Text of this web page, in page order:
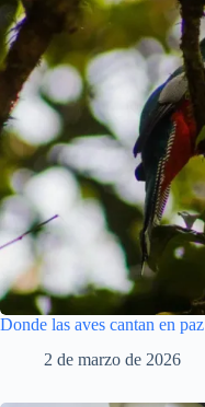
Donde las aves cantan en paz
2 de marzo de 2026